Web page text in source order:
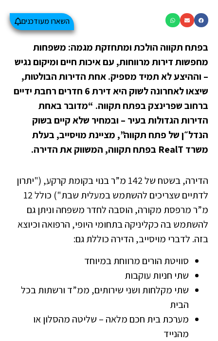
השארו מעודכנים
בפתח תקווה הולכת ומתחזקת מגמה: משפחות
מחפשות דירות מרווחות, עם איכות חיים ומיקום נגיש
– וההיצע לא תמיד מספיק. אחת הדירות הבולטות,
שיצאו לאחרונה לשוק היא דירת 6 חדרים רחבת ידיים
ברחוב שפרינצק בפתח תקווה. “מדובר באחת
הדירות הגדולות בעיר – ובמחיר שלא קיים בשוק
הנדל״ן של פתח תקווה”, מציינת מויסייב, בעלת
משרד RealT בפתח תקווה, המשווק את הדירה.
הדירה, בשטח של 142 מ”ר בנוי בקומת קרקע, ("יתרון
לדתיים שצריכים להשתמש במעלית שבת") כולל 12
מ”ר מרפסת מקורה, הוסבה לחדר משפחה וניתן גם
להשתמש בה כקליניקה בתחומי היופי, הרפואה וכיוצא
בזה. לדברי מויסייב, הדירה כוללת גם:
סוויטת הורים מרווחת במיוחד
שתי חניות עוקבות
שתי מקלחות ושני שירותים, ממ”ד ורשתות בכל
הבית
מערכת בית חכם מלאה – שליטה מהסלון או
מהנייד